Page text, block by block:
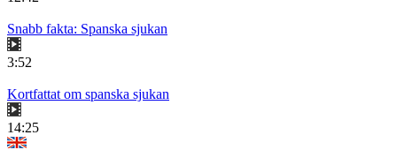
Snabb fakta: Spanska sjukan
3:52
Kortfattat om spanska sjukan
14:25